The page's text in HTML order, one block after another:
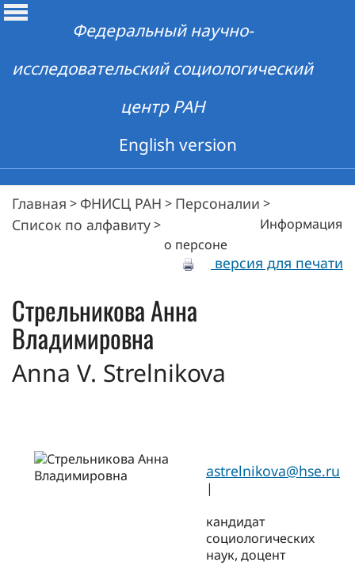
Федеральный научно-
исследовательский социологический
центр РАН
English version
Главная > ФНИСЦ РАН > Персоналии >
Список по алфавиту>
Информация
о персоне
версия для печати
СтрельниковаАнна
Владимировна
Anna V. Strelnikova
astrelnikova@hse.ru
|
кандидат
социологических
наук, доцент